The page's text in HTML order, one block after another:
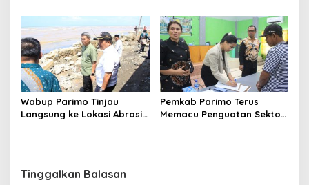
2026
Kemendagri RI
Wabup Parimo Tinjau
Langsung ke Lokasi Abrasi
Pemkab Parimo Terus
Memacu Penguatan Sektor
Tinggalkan Balasan